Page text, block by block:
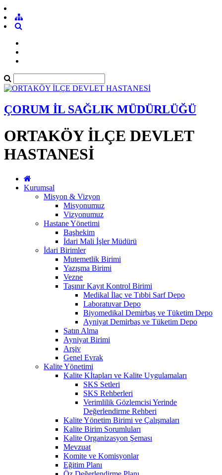
ÇORUM İL SAĞLIK MÜDÜRLÜĞÜ
ORTAKÖY İLÇE DEVLET
HASTANESİ
Kurumsal
Misyon & Vizyon
Misyonumuz
Vizyonumuz
Hastane Yönetimi
Başhekim
İdari Mali İşler Müdürü
İdari Birimler
Mutemetlik Birimi
Yazışma Birimi
Vezne
Taşınır Kayıt Kontrol Birimi
Medikal İlaç ve Tıbbi Sarf Depo
Laboratuvar Depo
Biyomedikal Demirbaş ve Tüketim Depo
Ayniyat Demirbaş ve Tüketim Depo
Satın Alma
Ayniyat Birimi
Arşiv
Genel Evrak
Kalite Yönetimi
Kalite Kİtapları ve Kalite Uygulamaları
SKS Setleri
SKS Rehberleri
Verimlilik Gözlemcisi Yerinde
Değerlendirme Rehberi
Kalite Yönetim Birimi ve Çalışmaları
Kalite Birim Sorumluları
Kalite Organizasyon Şeması
Mevzuat
Komite ve Komisyonlar
Eğitim Planı